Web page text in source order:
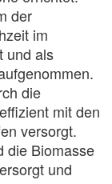
der
im
und als
die
mit den
versorgt.
die Biomasse
und